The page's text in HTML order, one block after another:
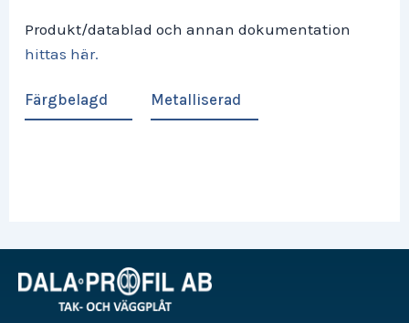
Produkt/datablad och annan dokumentation
hittas här.
Färgbelagd Metalliserad